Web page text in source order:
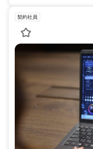
契約社員